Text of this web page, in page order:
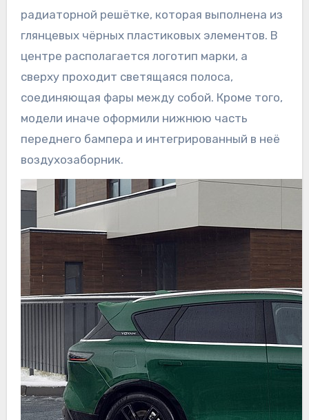
радиаторной решётке, которая выполнена из
глянцевых чёрных пластиковых элементов. В
центре располагается логотип марки, а
сверху проходит светящаяся полоса,
соединяющая фары между собой. Кроме того,
модели иначе оформили нижнюю часть
переднего бампера и интегрированный в неё
воздухозаборник.